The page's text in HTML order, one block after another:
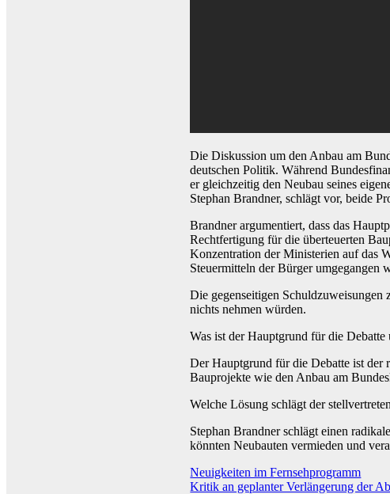
Die Diskussion um den Anbau am
deutschen Politik. Während
er gleichzeitig den Neubau seines
Stephan Brandner, schlägt vor, beide
Brandner argumentiert, dass das
Rechtfertigung für die überteuerten
Konzentration der Ministerien auf das
Steuermitteln der Bürger umgegangen
Die gegenseitigen
nichts nehmen würden.
Was ist der Hauptgrund für die
Der Hauptgrund für die Debatte ist der
Bauprojekte wie den Anbau am
Welche Lösung schlägt der
Stephan Brandner schlägt einen
könnten Neubauten vermieden und
Beitragsnavigation
Neuigkeiten im Fernsehprogramm
Kritik an geplanter Verlängerung der